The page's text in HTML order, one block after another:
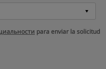
para enviar la solicitud